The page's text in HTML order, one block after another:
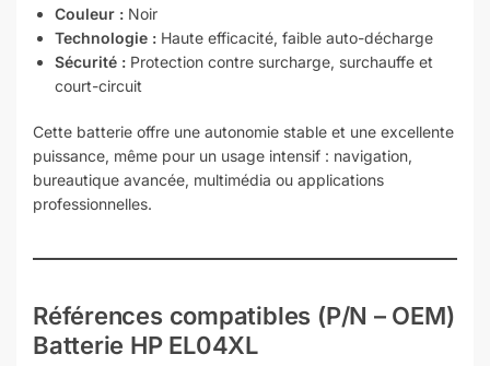
Couleur : Noir
Technologie : Haute efficacité, faible auto-décharge
Sécurité : Protection contre surcharge, surchauffe et
court-circuit
Cette batterie offre une autonomie stable et une excellente
puissance, même pour un usage intensif : navigation,
bureautique avancée, multimédia ou applications
professionnelles.
Références compatibles (P/N – OEM)
Batterie HP EL04XL